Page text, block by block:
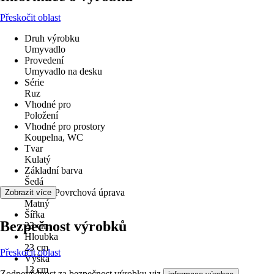
Přeskočit oblast
Druh výrobku
Umyvadlo
Provedení
Umyvadlo na desku
Série
Ruz
Vhodné pro
Položení
Vhodné pro prostory
Koupelna, WC
Tvar
Kulatý
Základní barva
Šedá
Povrch/Povrchová úprava
Matný
Šířka
23 cm
Hloubka
23 cm
Výška
12 cm
Zobrazit více
Bezpečnost výrobků
Přeskočit oblast